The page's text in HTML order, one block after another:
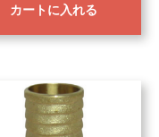
カートに入れる